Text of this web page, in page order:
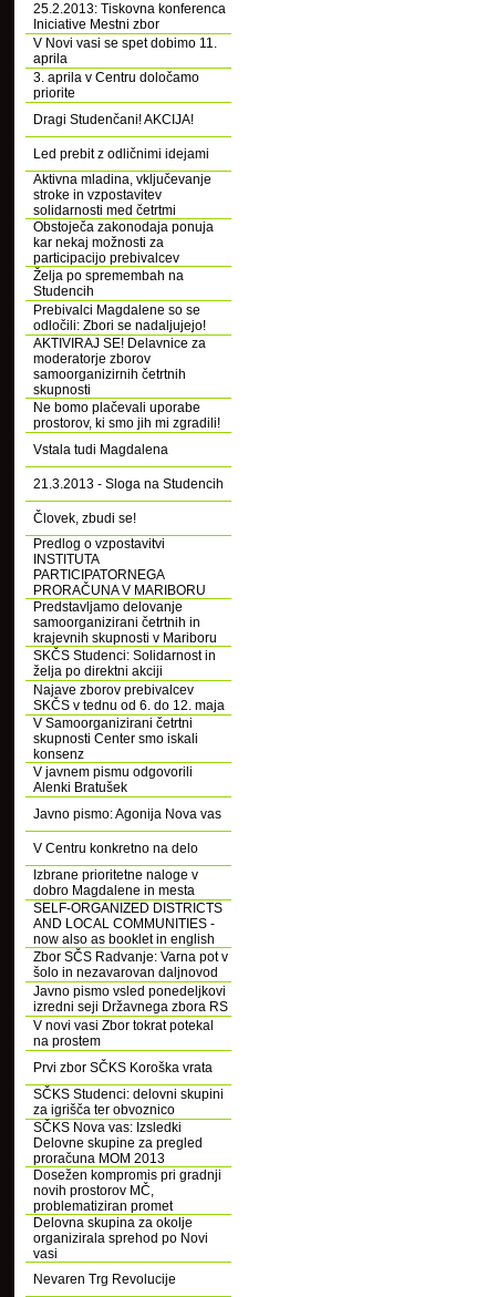
25.2.2013: Tiskovna konferenca
Iniciative Mestni zbor
V Novi vasi se spet dobimo 11.
aprila
3. aprila v Centru določamo
priorite
Dragi Studenčani! AKCIJA!
Led prebit z odličnimi idejami
Aktivna mladina, vključevanje
stroke in vzpostavitev
solidarnosti med četrtmi
Obstoječa zakonodaja ponuja
kar nekaj možnosti za
participacijo prebivalcev
Želja po spremembah na
Studencih
Prebivalci Magdalene so se
odločili: Zbori se nadaljujejo!
AKTIVIRAJ SE! Delavnice za
moderatorje zborov
samoorganizirnih četrtnih
skupnosti
Ne bomo plačevali uporabe
prostorov, ki smo jih mi zgradili!
Vstala tudi Magdalena
21.3.2013 - Sloga na Studencih
Človek, zbudi se!
Predlog o vzpostavitvi
INSTITUTA
PARTICIPATORNEGA
PRORAČUNA V MARIBORU
Predstavljamo delovanje
samoorganizirani četrtnih in
krajevnih skupnosti v Mariboru
SKČS Studenci: Solidarnost in
želja po direktni akciji
Najave zborov prebivalcev
SKČS v tednu od 6. do 12. maja
V Samoorganizirani četrtni
skupnosti Center smo iskali
konsenz
V javnem pismu odgovorili
Alenki Bratušek
Javno pismo: Agonija Nova vas
V Centru konkretno na delo
Izbrane prioritetne naloge v
dobro Magdalene in mesta
SELF-ORGANIZED DISTRICTS
AND LOCAL COMMUNITIES -
now also as booklet in english
Zbor SČS Radvanje: Varna pot v
šolo in nezavarovan daljnovod
Javno pismo vsled ponedeljkovi
izredni seji Državnega zbora RS
V novi vasi Zbor tokrat potekal
na prostem
Prvi zbor SČKS Koroška vrata
SČKS Studenci: delovni skupini
za igrišča ter obvoznico
SČKS Nova vas: Izsledki
Delovne skupine za pregled
proračuna MOM 2013
Dosežen kompromis pri gradnji
novih prostorov MČ,
problematiziran promet
Delovna skupina za okolje
organizirala sprehod po Novi
vasi
Nevaren Trg Revolucije